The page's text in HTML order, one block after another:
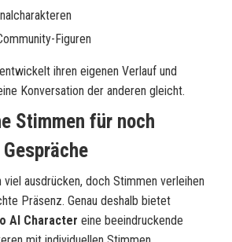
Figuren
ihren eigenen Verlauf und
Konversation der anderen gleicht.
Stimmen für noch
viel ausdrücken, doch Stimmen verleihen
Präsenz. Genau deshalb bietet
AI Character eine beeindruckende